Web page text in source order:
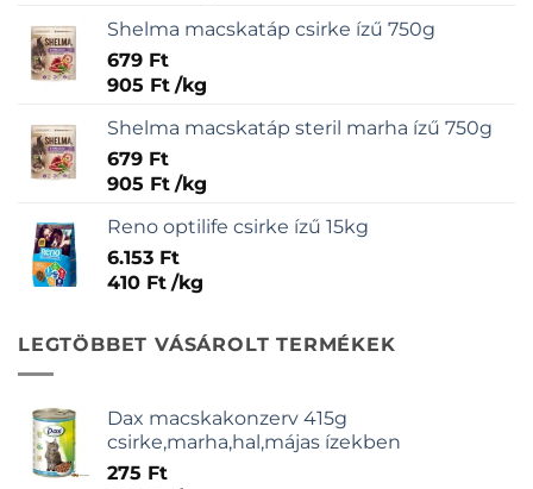
Shelma macskatáp csirke ízű 750g
679 Ft
905 Ft /kg
Shelma macskatáp steril marha ízű 750g
679 Ft
905 Ft /kg
Reno optilife csirke ízű 15kg
6.153 Ft
410 Ft /kg
LEGTÖBBET VÁSÁROLT TERMÉKEK
Dax macskakonzerv 415g
csirke,marha,hal,májas ízekben
275 Ft